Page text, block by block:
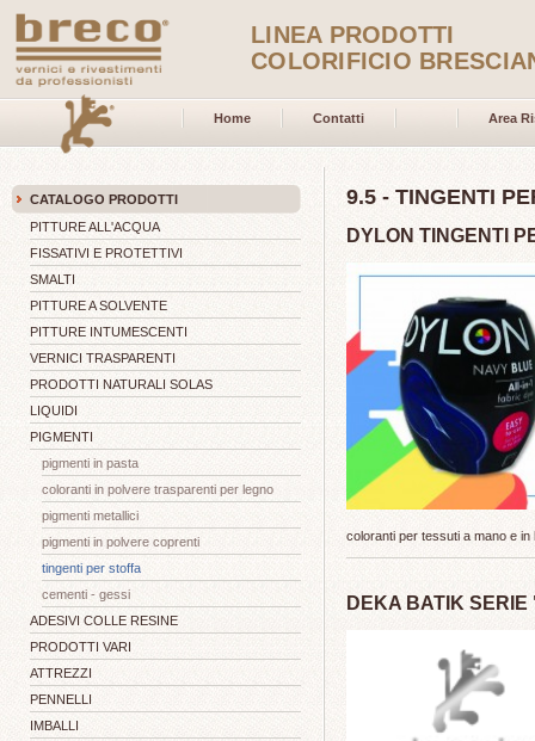
LINEA PRODOTTI
COLORIFICIO
Home Contatti Area
CATALOGO PRODOTTI
PITTURE ALL'ACQUA
FISSATIVI E PROTETTIVI
SMALTI
PITTURE A SOLVENTE
PITTURE INTUMESCENTI
VERNICI TRASPARENTI
PRODOTTI NATURALI SOLAS
LIQUIDI
PIGMENTI
pigmenti in pasta
coloranti in polvere trasparenti per legno
pigmenti metallici
pigmenti in polvere coprenti
tingenti per stoffa
cementi - gessi
ADESIVI COLLE RESINE
PRODOTTI VARI
ATTREZZI
PENNELLI
IMBALLI
9.5 - TINGENTI
DYLON TINGENTI
coloranti per tessuti a mano e in
DEKA BATIK